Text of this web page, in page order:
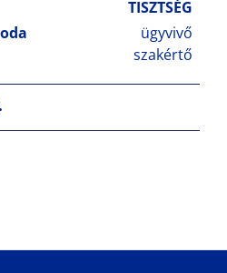
TISZTSÉG
ügyvivő
szakértő